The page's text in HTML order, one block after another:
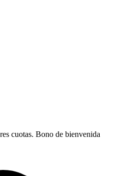
cuotas. Bono de bienvenida